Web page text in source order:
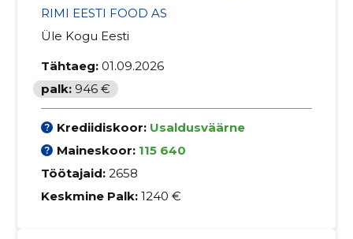
RIMI EESTI FOOD AS
Üle Kogu Eesti
Tähtaeg: 01.09.2026
palk: 946 €
Krediidiskoor: Usaldusväärne
Maineskoor: 115 640
Töötajaid: 2658
Keskmine Palk: 1240 €